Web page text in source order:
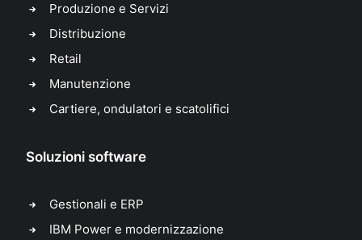
Produzione e Servizi
Distribuzione
Retail
Manutenzione
Cartiere, ondulatori e scatolifici
Soluzioni software
Gestionali e ERP
IBM Power e modernizzazione